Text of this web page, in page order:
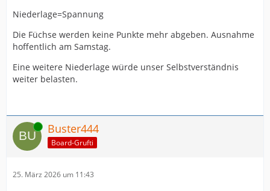
Niederlage=Spannung
Die Füchse werden keine Punkte mehr abgeben. Ausnahme
hoffentlich am Samstag.
Eine weitere Niederlage würde unser Selbstverständnis
weiter belasten.
Online Buster444
Board-Grufti
25. März 2026 um 11:43